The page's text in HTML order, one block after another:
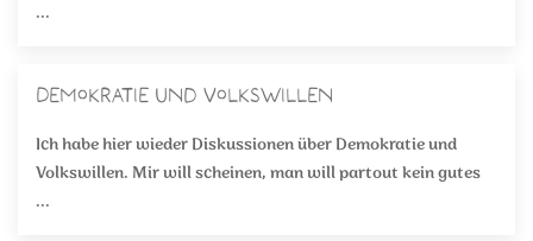
...
Demokratie und Volkswillen
Ich habe hier wieder Diskussionen über Demokratie und
Volkswillen. Mir will scheinen, man will partout kein gutes
...